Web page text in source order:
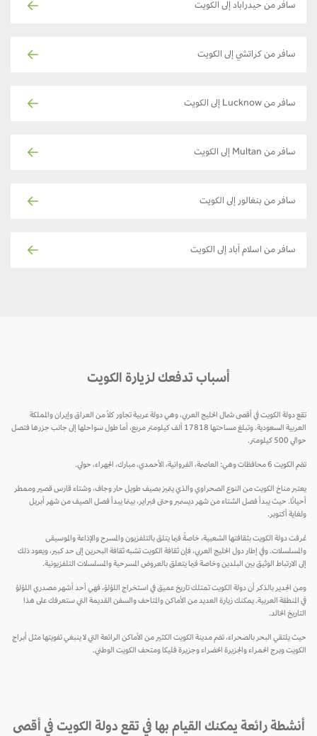
سافر من حيدراباد إلى الكويت
سافر من كراتشي إلى الكويت
سافر من Lucknow إلى الكويت
سافر من Multan إلى الكويت
سافر من بنغالور إلى الكويت
سافر من اسلام آباد إلى الكويت
أسباب تدفعك لزيارة الكويت
تقع دولة الكويت في أقصى شمال الخليج العربي، وهي دولة عربية تجاور كلاً من العراق وإيران والمملكة
العربية السعودية. وتبلغ مساحتها 17818 ألف كيلومتر مربع، أما طول سواحلها إلى جانب جزرها فتصل
حوالي 500 كيلومتر.
تضم الكويت 6 محافظات وهي: العاصمة، الفروانية، الأحمدي، مبارك، الجهراء، حولي.
يعتبر مناخ الكويت من النوع الصحراوي والذي يتميز بصيف طويل حار وجاف، وشتاء قارس قصير وممطر
أحيانًا. حيث يبدأ فصل الشتاء من شهر ديسمبر وحتى فبراير، بينما يبدأ فصل الصيف من شهر أبريل
ولغاية أكتوبر.
عُرفت دولة الكويت بثقافتها الشعبية، خاصةً فيما يتلق بالتلفزيون والمسرح والإذاعة والموسيقى
والمسلسلات. وفي إطار دول الخليج العربي، فإن ثقافة الكويت تشبه ثقافة البحرين إلى حد كبير، ويعود ذلك
إلى الارتباط الوثيق بين البلدين وخاصة فيما يتعلق بالعروض المسرحية والمسلسلات التلفزيونية.
ومن الجدير بالذكر أن دولة الكويت تمتلك تاريخ عميق في استخراج اللؤلؤ، فهي أحد أشهر مصدري اللؤلؤ
في المنطقة العربية. يمكنك زيارة العديد من الأماكن والمتاحف والسفن القديمة التي ستعرفك على هذا
التاريخ الخالد.
حيث يلتقي البحر بالصحراء، تضم مدينة الكويت الكثير من الأماكن الرائعة التي لا ينبغي تفويتها مثل أبراج
الكويت وبرج الحمراء والجزيرة الخضراء وجزيرة فليكا ومتحف الكويت الوطني.
أنشطة رائعة يمكنك القيام بها في تقع دولة الكويت في أقصى